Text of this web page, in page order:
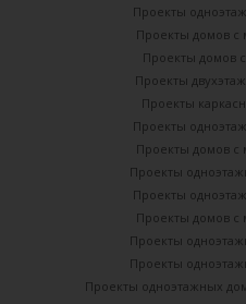
Проекты
Проекты домов с
Проекты домов
Проекты
Проекты
Проекты
Проекты домов с
Проекты
Проекты
Проекты домов с
Проекты
Проекты
Проекты одноэтажных